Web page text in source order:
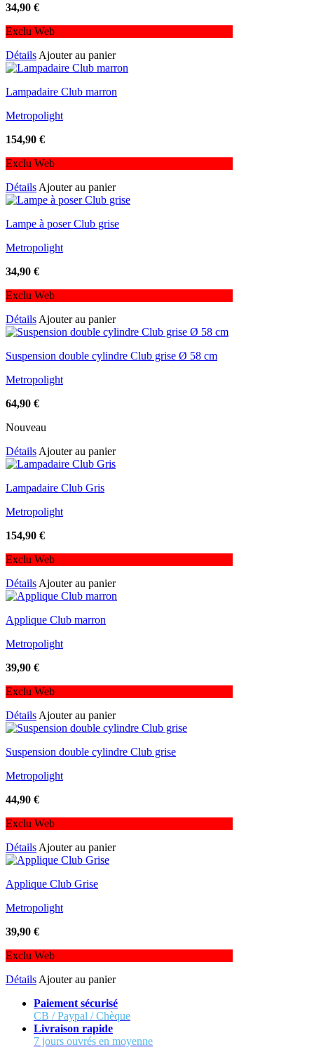
34,90 €
Exclu Web
Détails Ajouter au panier
Lampadaire Club marron
Metropolight
154,90 €
Exclu Web
Détails Ajouter au panier
Lampe à poser Club grise
Metropolight
34,90 €
Exclu Web
Détails Ajouter au panier
Suspension double cylindre Club grise Ø 58 cm
Metropolight
64,90 €
Nouveau
Détails Ajouter au panier
Lampadaire Club Gris
Metropolight
154,90 €
Exclu Web
Détails Ajouter au panier
Applique Club marron
Metropolight
39,90 €
Exclu Web
Détails Ajouter au panier
Suspension double cylindre Club grise
Metropolight
44,90 €
Exclu Web
Détails Ajouter au panier
Applique Club Grise
Metropolight
39,90 €
Exclu Web
Détails Ajouter au panier
Paiement sécurisé
CB / Paypal / Chèque
Livraison rapide
7 jours ouvrés en moyenne